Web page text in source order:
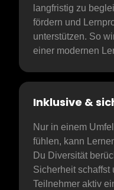
langfristig zu
fördern und
unterstützen. So
einer modernen
Inklusive &
Nur in einem
fühlen, kann
Du Diversität
Sicherheit schaffst
Teilnehmer aktiv